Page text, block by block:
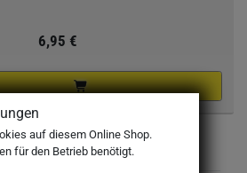
6,95 €
auf diesem Online Shop.
für den Betrieb benötigt.